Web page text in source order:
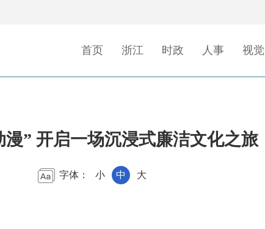
首页 浙江 时政 人事 视觉
漫” 开启一场沉浸式廉洁文化之旅
字体： 小 中 大